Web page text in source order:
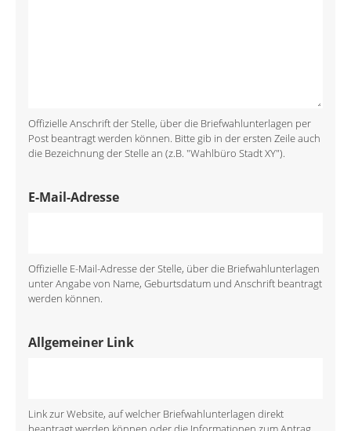
Offizielle Anschrift der Stelle, über die Briefwahlunterlagen per
Post beantragt werden können. Bitte gib in der ersten Zeile auch
die Bezeichnung der Stelle an (z.B. "Wahlbüro Stadt XY").
E-Mail-Adresse
Offizielle E-Mail-Adresse der Stelle, über die Briefwahlunterlagen
unter Angabe von Name, Geburtsdatum und Anschrift beantragt
werden können.
Allgemeiner Link
Link zur Website, auf welcher Briefwahlunterlagen direkt